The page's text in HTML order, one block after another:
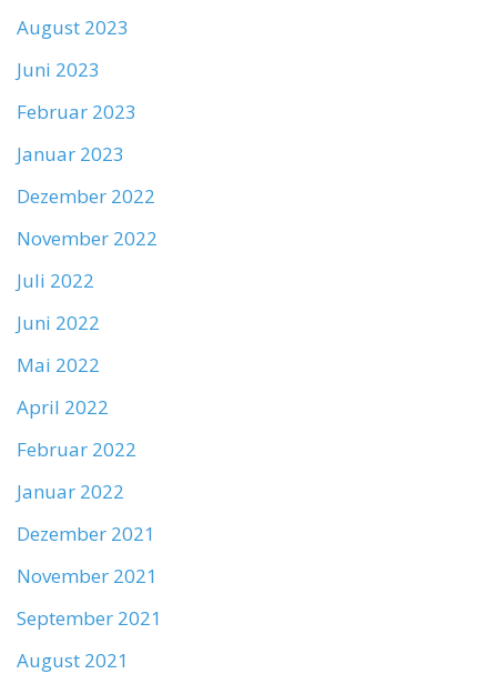
August 2023
Juni 2023
Februar 2023
Januar 2023
Dezember 2022
November 2022
Juli 2022
Juni 2022
Mai 2022
April 2022
Februar 2022
Januar 2022
Dezember 2021
November 2021
September 2021
August 2021